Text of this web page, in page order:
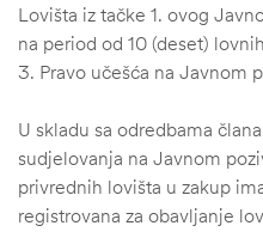
Lovišta iz tačke 1. ovog
na period od 10 (deset)
3. Pravo učešća na Javnom
U skladu sa odredbama
sudjelovanja na Javnom
privrednih lovišta u zakup
registrovana za obavljanje